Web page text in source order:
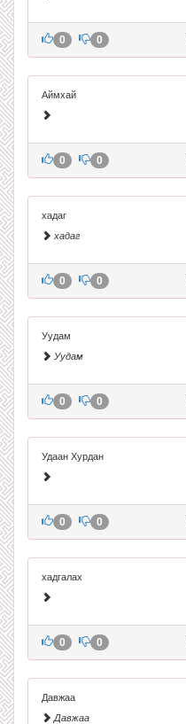
0 0
Аймхай
0 0
хадаг
хадаг
0 0
Уудам
Уудам
0 0
Удаан Хурдан
0 0
хадгалах
0 0
Давжаа
Давжаа